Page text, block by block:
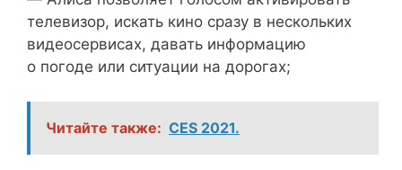
телевизор, искать кино сразу в нескольких
видеосервисах, давать информацию
о погоде или ситуации на дорогах;
Читайте также: CES 2021.